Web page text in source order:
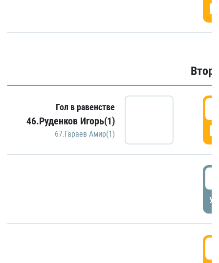
Гол в равенстве
46.Руденков Игорь(1)
67.Гараев Амир(1)